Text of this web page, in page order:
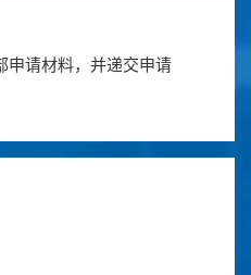
申请材料，并递交申请